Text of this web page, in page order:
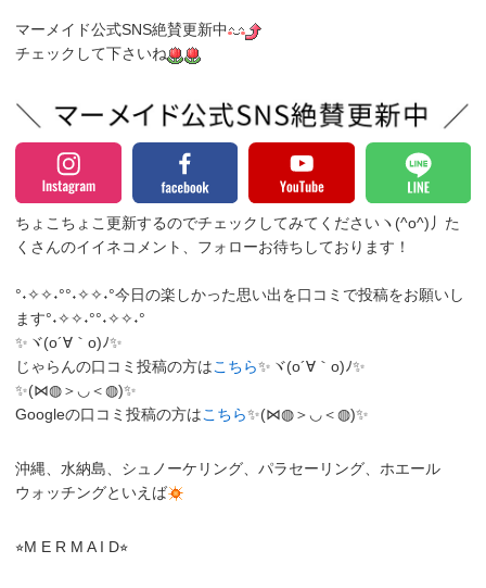
マーメイド公式SNS絶賛更新中
チェックして下さいね
ちょこちょこ更新するのでチェックしてみてくださいヽ(^o^)丿 た
くさんのイイネコメント、フォローお待ちしております！
°˖✧✧˖°°˖✧✧˖°今日の楽しかった思い出を口コミで投稿をお願いし
ます°˖✧✧˖°°˖✧✧˖°
✨ヾ(o´∀｀o)ﾉ✨
じゃらんの口コミ投稿の方はこちら✨ヾ(o´∀｀o)ﾉ✨
✨(⋈◍＞◡＜◍)✨
Googleの口コミ投稿の方はこちら✨(⋈◍＞◡＜◍)✨
沖縄、水納島、シュノーケリング、パラセーリング、ホエール
ウォッチングといえば
⭐︎M E R M A I D⭐︎